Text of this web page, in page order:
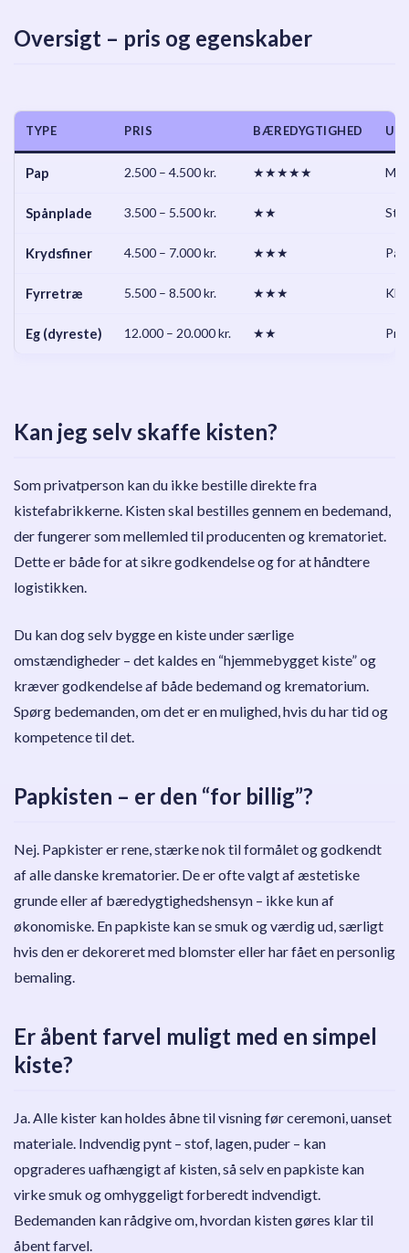
Oversigt – pris og egenskaber
TYPE PRIS BÆREDYGTIGHED
Pap 2.500 – 4.500 kr. ★★★★★
Spånplade 3.500 – 5.500 kr. ★★
Krydsfiner 4.500 – 7.000 kr. ★★★
Fyrretræ 5.500 – 8.500 kr. ★★★
Eg (dyreste) 12.000 – 20.000 kr. ★★
Kan jeg selv skaffe kisten?
Som privatperson kan du ikke bestille direkte fra
kistefabrikkerne. Kisten skal bestilles gennem en bedemand,
der fungerer som mellemled til producenten og krematoriet.
Dette er både for at sikre godkendelse og for at håndtere
logistikken.
Du kan dog selv bygge en kiste under særlige
omstændigheder – det kaldes en “hjemmebygget kiste” og
kræver godkendelse af både bedemand og krematorium.
Spørg bedemanden, om det er en mulighed, hvis du har tid og
kompetence til det.
Papkisten – er den “for billig”?
Nej. Papkister er rene, stærke nok til formålet og godkendt
af alle danske krematorier. De er ofte valgt af æstetiske
grunde eller af bæredygtighedshensyn – ikke kun af
økonomiske. En papkiste kan se smuk og værdig ud, særligt
hvis den er dekoreret med blomster eller har fået en personlig
bemaling.
Er åbent farvel muligt med en simpel
kiste?
Ja. Alle kister kan holdes åbne til visning før ceremoni, uanset
materiale. Indvendig pynt – stof, lagen, puder – kan
opgraderes uafhængigt af kisten, så selv en papkiste kan
virke smuk og omhyggeligt forberedt indvendigt.
Bedemanden kan rådgive om, hvordan kisten gøres klar til
åbent farvel.